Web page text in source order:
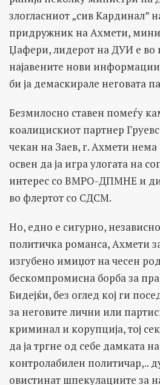
злогласниот „сив Кардинал”
придружник на Ахмети,
Џафери, лидерот на ДУИ е во
најавените нови
би ја демаскирале неговата
Безмилосно ставен помеѓу
коалицискиот партнер
чекан на Заев, г. Ахмети
освен да ја игра улогата на
интерес со ВМРО-ДПМНЕ и
во флертот со СДСМ.
Но, едно е сигурно,
политичка романса, Ахмети
изгубено имиџот на чесен
бескомпромисна борба за
Бидејќи, без оглед кој ги
за неговите лични или
криминал и корупција, тој
да ја тргне од себе дамката
контролабилен политичар,..
овистинат шпекулациите за